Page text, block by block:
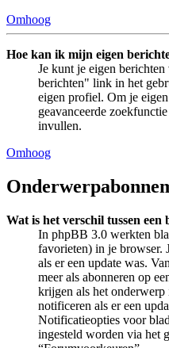
Omhoog
Hoe kan ik mijn eigen
Je kunt je eigen
berichten" link in het
eigen profiel. Om je
geavanceerde
invullen.
Omhoog
Wat is het verschil tussen
In phpBB 3.0 werkten
favorieten) in je browser.
als er een update was.
meer als abonneren op
krijgen als het onderwerp
notificeren als er een
Notificatieopties voor
ingesteld worden via het